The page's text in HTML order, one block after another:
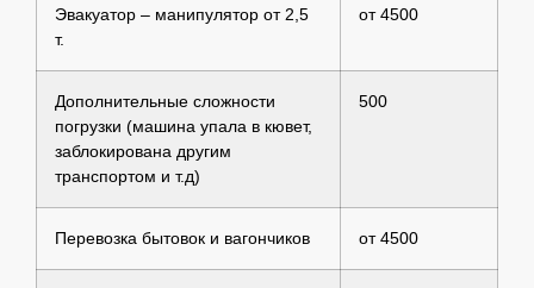
Эвакуатор – манипулятор от 2,5
т.
от 4500
Дополнительные сложности
погрузки (машина упала в кювет,
заблокирована другим
транспортом и т.д)
500
Перевозка бытовок и вагончиков от 4500